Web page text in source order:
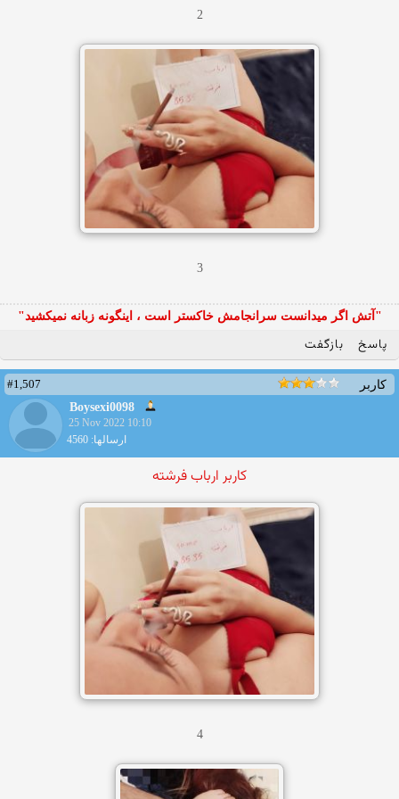
2
3
"آتش اگر ميدانست سرانجامش خاكستر است ، اينگونه زبانه نميكشيد"
پاسخ بازگفت
کاربر
#1,507
Boysexi0098
25 Nov 2022 10:10
ارسالها: 4560
کاربر ارباب فرشته
4